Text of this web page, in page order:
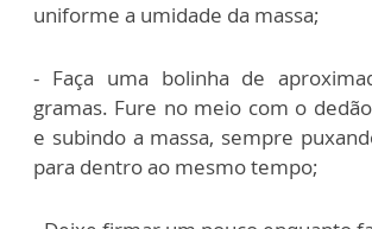
uniforme a umidade da massa;
- Faça uma bolinha de
gramas. Fure no meio com o
e subindo a massa, sempre
para dentro ao mesmo tempo;